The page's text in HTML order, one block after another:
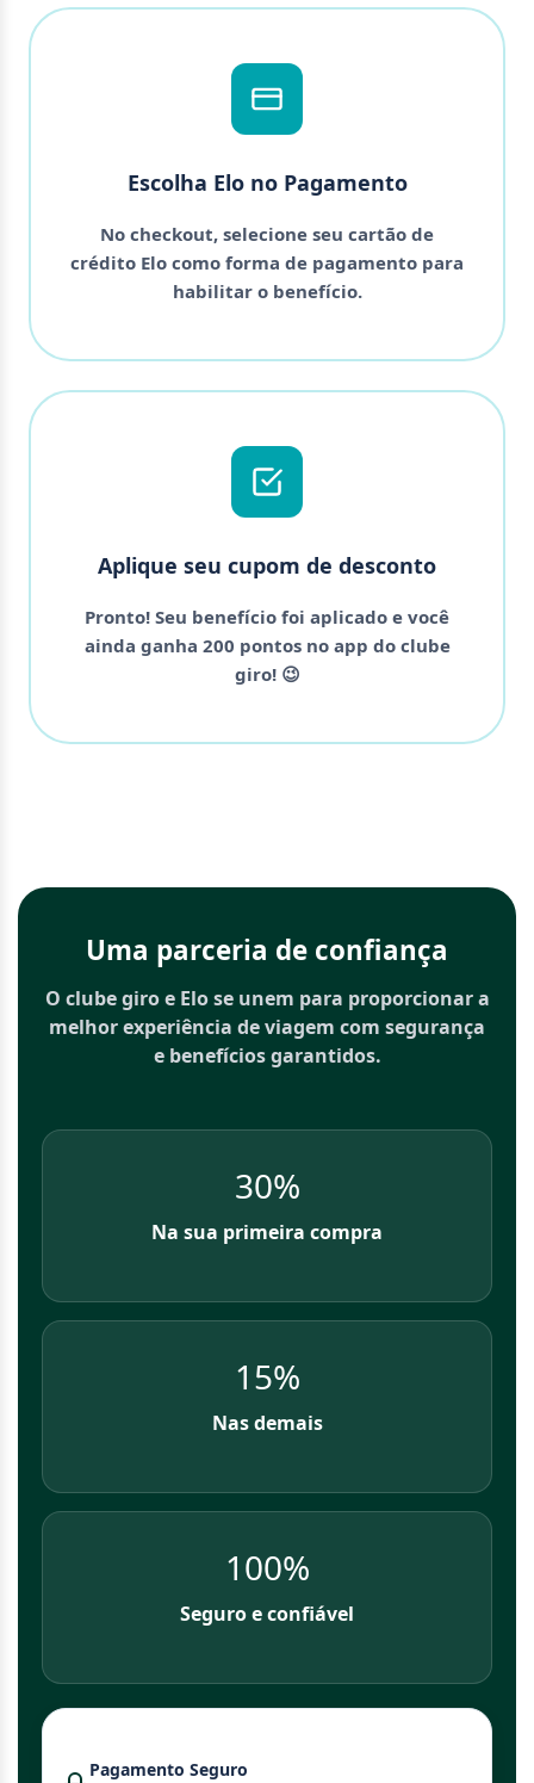
Escolha Elo no Pagamento
No checkout, selecione seu cartão de
crédito Elo como forma de pagamento para
habilitar o benefício.
Aplique seu cupom de desconto
Pronto! Seu benefício foi aplicado e você
ainda ganha 200 pontos no app do clube
giro! 😉
Uma parceria de confiança
O clube giro e Elose unem para proporcionar a
melhor experiência de viagem com segurança
e benefícios garantidos.
30%
Na sua primeira compra
15%
Nas demais
100%
Seguro e confiável
Pagamento Seguro